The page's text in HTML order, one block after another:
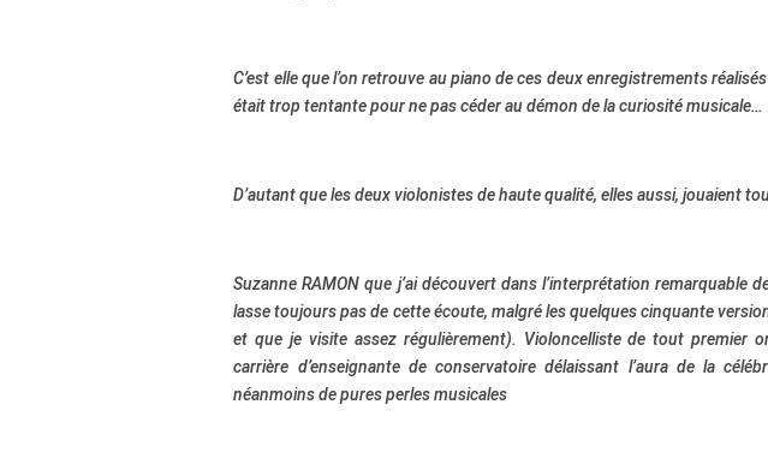
C’est elle que l’on retrouve au piano de ces deux enregistrements
était trop tentante pour ne pas céder au démon de la curiosité musicale…
D’autant que les deux violonistes de haute qualité, elles aussi, jouaient
Suzanne RAMON que j’ai découvert dans l’interprétation remarquable
lasse toujours pas de cette écoute, malgré les quelques cinquante
et que je visite assez régulièrement). Violoncelliste de tout premier
carrière d’enseignante de conservatoire délaissant l’aura de la
néanmoins de pures perles musicales